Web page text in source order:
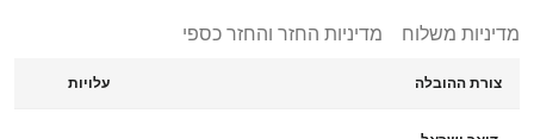
מדיניות משלוח מדיניות החזר והחזר כספי
צורת ההובלה עלויות